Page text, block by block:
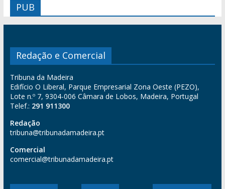
PUB
Redação e Comercial
Tribuna da Madeira
Edifício O Liberal, Parque Empresarial Zona Oeste (PEZO),
Lote n.º 7, 9304-006 Câmara de Lobos, Madeira, Portugal
Telef.: 291 911300
Redação
tribuna@tribunadamadeira.pt
Comercial
comercial@tribunadamadeira.pt